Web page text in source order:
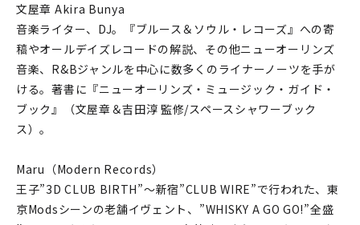
文屋章 Akira Bunya
音楽ライター、DJ。『ブルース＆ソウル・レコーズ』への寄
稿やオールデイズレコードの解説、その他ニューオーリンズ
音楽、R&Bジャンルを中心に数多くのライナーノーツを手が
ける。著書に『ニューオーリンズ・ミュージック・ガイド・
ブック』（文屋章＆吉田淳 監修/スペースシャワーブック
ス）。
Maru（Modern Records）
王子”3D CLUB BIRTH”～新宿”CLUB WIRE”で行われた、東
京Modsシーンの老舗イヴェント、”WHISKY A GO GO!”全盛